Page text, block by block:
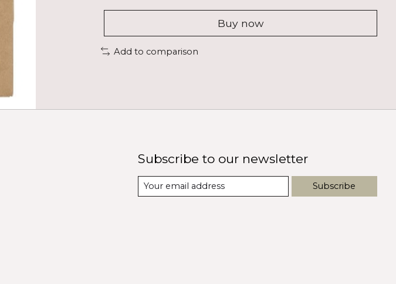
Buy now
Add to comparison
Subscribe to our newsletter
Subscribe